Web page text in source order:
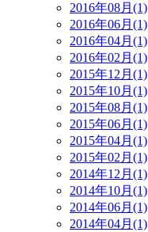
2016年08月(1)
2016年06月(1)
2016年04月(1)
2016年02月(1)
2015年12月(1)
2015年10月(1)
2015年08月(1)
2015年06月(1)
2015年04月(1)
2015年02月(1)
2014年12月(1)
2014年10月(1)
2014年06月(1)
2014年04月(1)